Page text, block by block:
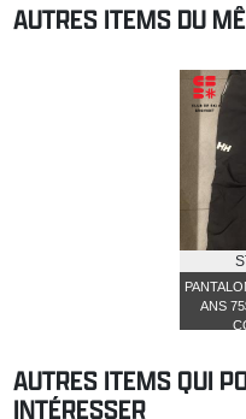
AUTRES ITEMS DU
ANS
AUTRES ITEMS QUI
INTÉRESSER